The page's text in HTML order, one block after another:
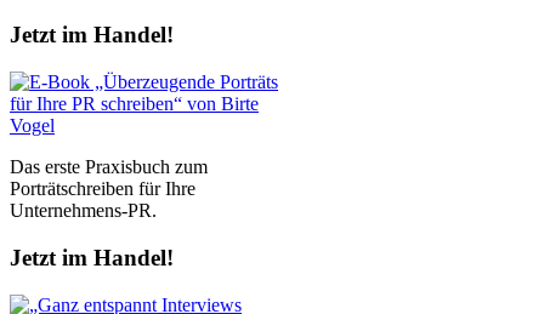
Jetzt im Handel!
Das erste Praxisbuch zum
Porträtschreiben für Ihre
Unternehmens-PR.
Jetzt im Handel!